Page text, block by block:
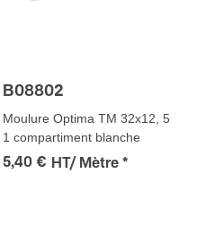
B08802
Moulure Optima TM 32x12, 5
1 compartiment blanche
5,40 € HT/ Mètre *